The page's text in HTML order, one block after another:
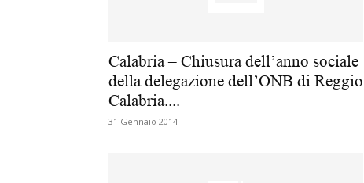
Calabria – Chiusura dell’anno sociale
della delegazione dell’ONB di Reggio
Calabria....
31 Gennaio 2014